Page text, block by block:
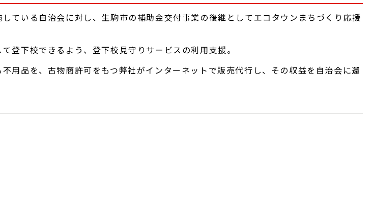
ている自治会に対し、生駒市の補助金交付事業の後継としてエコタウンまちづくり応援
登下校できるよう、登下校見守りサービスの利用支援。
用品を、古物商許可をもつ弊社がインターネットで販売代行し、その収益を自治会に還